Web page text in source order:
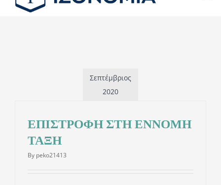
ΔΡΑΣΕΙΣ & ΣΥΜΜΕΤΟΧΗ
ΕΝΗΜΕΡΩΣΗ
Σεπτέμβριος
2020
ΕΠΙΣΤΡΟΦΗ ΣΤΗ ΕΝΝΟΜΗ
ΤΑΞΗ
By peko21413